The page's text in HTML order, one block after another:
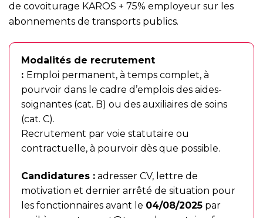
de covoiturage KAROS + 75% employeur sur les
abonnements de transports publics.
Modalités de recrutement
: Emploi permanent, à temps complet, à
pourvoir dans le cadre d’emplois des aides-
soignantes (cat. B) ou des auxiliaires de soins
(cat. C).
Recrutement par voie statutaire ou
contractuelle, à pourvoir dès que possible.
Candidatures : adresser CV, lettre de
motivation et dernier arrêté de situation pour
les fonctionnaires avant le 04/08/2025 par